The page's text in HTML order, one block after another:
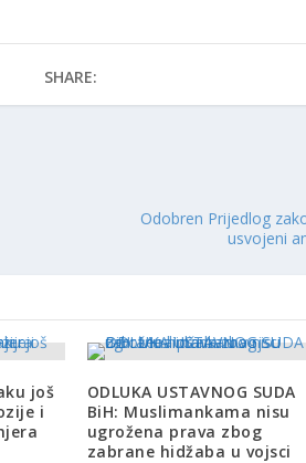
SHARE:
Odobren Prijedlog
usvojeni
još
i
ODLUKA USTAVNOG SUDA
BiH: Muslimankama nisu
ugrožena prava zbog
zabrane hidžaba u vojsci